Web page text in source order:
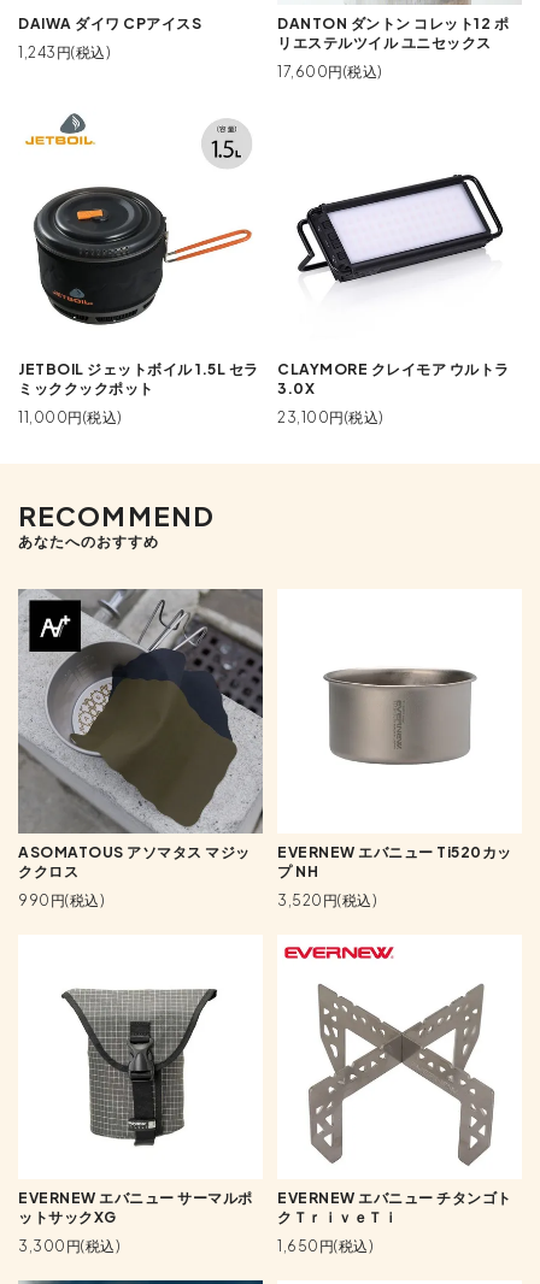
DAIWA ダイワ CPアイスS
1,243円(税込)
DANTON ダントン コレット12 ポ
リエステルツイル ユニセックス
17,600円(税込)
JETBOIL ジェットボイル 1.5L セラ
ミッククックポット
11,000円(税込)
CLAYMORE クレイモア ウルトラ
3.0X
23,100円(税込)
RECOMMEND
あなたへのおすすめ
ASOMATOUS アソマタス マジッ
ククロス
990円(税込)
EVERNEW エバニュー Ti520カッ
プ NH
3,520円(税込)
EVERNEW エバニュー サーマルポ
ットサックXG
3,300円(税込)
EVERNEW エバニュー チタンゴト
クＴｒｉｖｅＴｉ
1,650円(税込)